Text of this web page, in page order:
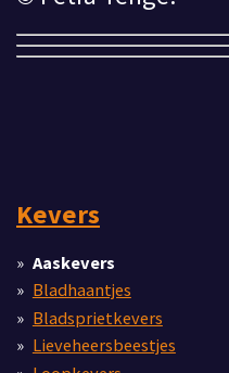
Kevers
Aaskevers
Bladhaantjes
Bladsprietkevers
Lieveheersbeestjes